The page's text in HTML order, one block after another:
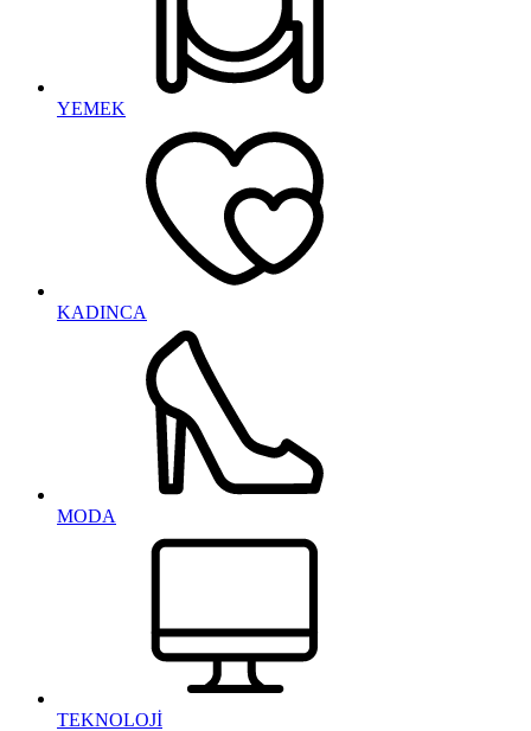
YEMEK
KADINCA
MODA
TEKNOLOJİ